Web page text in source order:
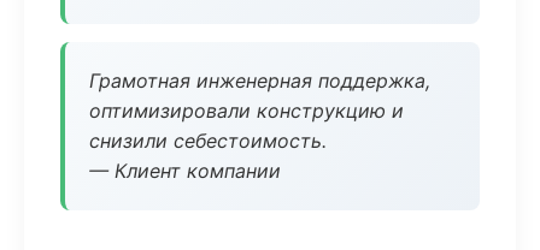
Грамотная инженерная поддержка,
оптимизировали конструкцию и
снизили себестоимость.
— Клиент компании